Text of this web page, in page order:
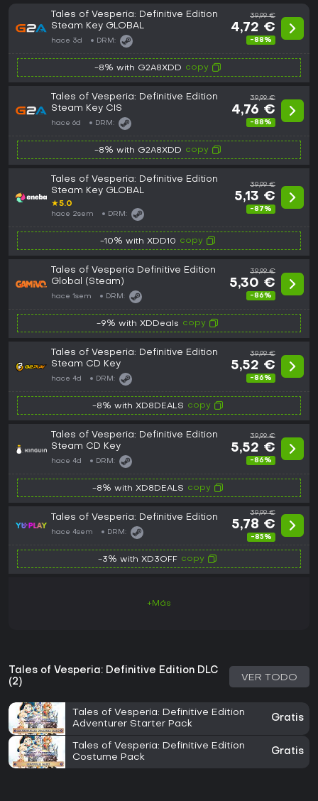
Tales of Vesperia: Definitive Edition
Steam Key GLOBAL
hace 3d DRM:
39,99 €
4,72 €
-88%
-8% with G2A8XDD copy
Tales of Vesperia: Definitive Edition
Steam Key CIS
hace 6d DRM:
39,99 €
4,76 €
-88%
-8% with G2A8XDD copy
Tales of Vesperia: Definitive Edition
Steam Key GLOBAL
★5.0
hace 2sem DRM:
39,99 €
5,13 €
-87%
-10% with XDD10 copy
Tales of Vesperia Definitive Edition
Global (Steam)
hace 1sem DRM:
39,99 €
5,30 €
-86%
-9% with XDDeals copy
Tales of Vesperia: Definitive Edition
Steam CD Key
hace 4d DRM:
39,99 €
5,52 €
-86%
-8% with XD8DEALS copy
Tales of Vesperia: Definitive Edition
Steam CD Key
hace 4d DRM:
39,99 €
5,52 €
-86%
-8% with XD8DEALS copy
Tales of Vesperia: Definitive Edition
hace 4sem DRM:
39,99 €
5,78 €
-85%
-3% with XD3OFF copy
+Más
Tales of Vesperia: Definitive Edition DLC
(2)
VER TODO
Tales of Vesperia: Definitive Edition
Adventurer Starter Pack
Gratis
Tales of Vesperia: Definitive Edition
Costume Pack
Gratis